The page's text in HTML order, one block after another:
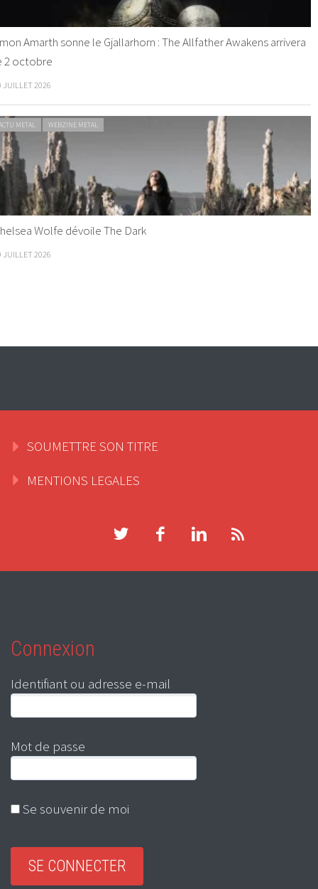
Amarth sonne le Gjallarhorn : The Allfather Awakens arrivera
2 octobre
JUILLET 2026
METAL WEBZINE METAL
Wolfe dévoile The Dark
JUILLET 2026
SOUMETTRE SON TITRE
MENTIONS LEGALES
Connexion
Identifiant ou adresse e-mail
Mot de passe
Se souvenir de moi